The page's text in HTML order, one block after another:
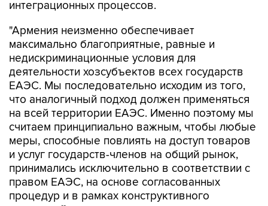
"Армения неизменно обеспечивает
недискриминационные условия для
деятельности хозсубъектов всех государств
ЕАЭС. Мы последовательно исходим из того,
что аналогичный подход должен применяться
на всей территории ЕАЭС. Именно поэтому мы
считаем принципиально важным, чтобы любые
меры, способные повлиять на доступ товаров
и услуг государств-членов на общий рынок,
принимались исключительно в соответствии с
правом ЕАЭС, на основе согласованных
процедур и в рамках конструктивного
взаимодействия между компетентными
органами", - заявил премьер Армении.